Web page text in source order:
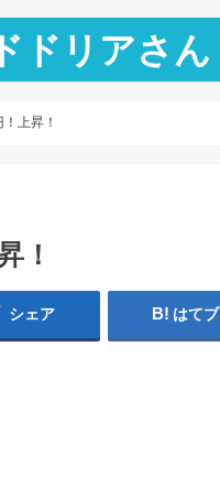
ドリアさん
上昇！
！
シェア はてブ